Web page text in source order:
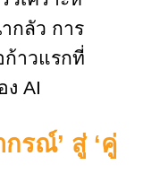
กลัว การ
ก้าวแรกที่
ง AI
รณ์’ สู่ ‘คู่